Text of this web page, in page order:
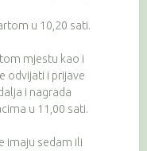
u 10,20 sati.
mjestu kao i
odvijati i prijave
i nagrada
u 11,00 sati.
imaju sedam ili